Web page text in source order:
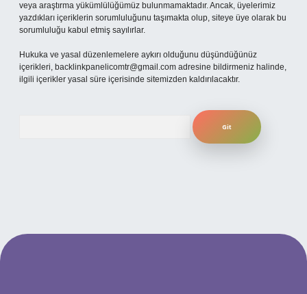
veya araştırma yükümlülüğümüz bulunmamaktadır. Ancak, üyelerimiz
yazdıkları içeriklerin sorumluluğunu taşımakta olup, siteye üye olarak bu
sorumluluğu kabul etmiş sayılırlar.
Hukuka ve yasal düzenlemelere aykırı olduğunu düşündüğünüz
içerikleri, backlinkpanelicomtr@gmail.com adresine bildirmeniz halinde,
ilgili içerikler yasal süre içerisinde sitemizden kaldırılacaktır.